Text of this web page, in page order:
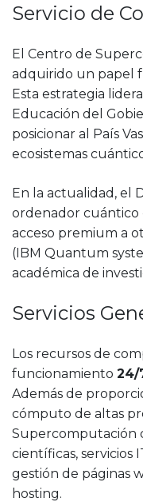
Servicio de
El Centro de
adquirido un papel
Esta estrategia
Educación del
posicionar al País
ecosistemas
En la actualidad, el
ordenador cuántico
acceso premium a
(IBM Quantum
académica de
Servicios
Los recursos de
funcionamiento 24/
Además de
cómputo de altas
Supercomputación
científicas, servicios
gestión de páginas
hosting.